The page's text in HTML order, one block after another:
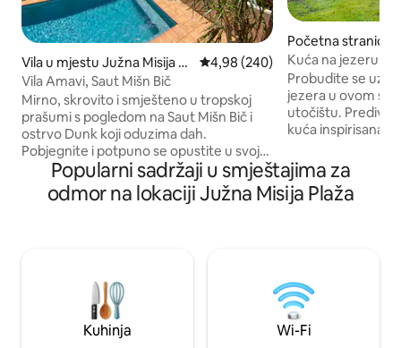
Vila u mjestu Južna Misija Pl
aža
prosječna ocjena 4,98 od 5,
4,98 (240)
Vila Amavi, Saut Mišn Bič
Mirno, skrovito i smješteno u tropskoj
prašumi s pogledom na Saut Mišn Bič i
ostrvo Dunk koji oduzima dah.
Pobjegnite i potpuno se opustite u svojoj
privatnoj luksuznoj kući za odmor. Jedna
sedmica opuštanja ovdje izgleda kao
mjesec dana. Potpuno klimatizovano sa
koju veličinu grupe. Villa Amavi pokriva i
100% Airbnb-ove naknade za usluge,
tako da gosti plaćaju naknadu za usluge
u iznosu od 0 $.
Početna stranica
ssion Beach
Kuća na jezeru
Probudite se uz
jezera u ovom
utočištu.
kuća inspirisana
drvenim vratima i
zidovima,
zaista
restorana, prodavnica
možemo da
(pomoćni) krevet.
Popularni sadržaji u smještajima za
odmor na lokaciji Južna Misija Plaža
Kuhinja Wi-Fi